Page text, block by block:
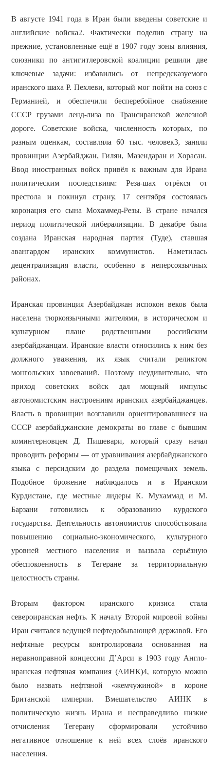
В августе 1941 года в Иран были введены советские и
английские войска2. Фактически поделив страну на
прежние, установленные ещё в 1907 году зоны влияния,
союзники по антигитлеровской коалиции решили две
ключевые задачи: избавились от непредсказуемого
иранского шаха Р. Пехлеви, который мог пойти на союз с
Германией, и обеспечили бесперебойное снабжение
СССР грузами ленд-лиза по Трансиранской железной
дороге. Советские войска, численность которых, по
разным оценкам, составляла 60 тыс. человек3, заняли
провинции Азербайджан, Гилян, Мазендаран и Хорасан.
Ввод иностранных войск привёл к важным для Ирана
политическим последствиям: Реза-шах отрёкся от
престола и покинул страну, 17 сентября состоялась
коронация его сына Мохаммед-Резы. В стране начался
период политической либерализации. В декабре была
создана Иранская народная партия (Туде), ставшая
авангардом иранских коммунистов. Наметилась
децентрализация власти, особенно в неперсоязычных
районах.
Иранская провинция Азербайджан испокон веков была
населена тюркоязычными жителями, в историческом и
культурном плане родственными российским
азербайджанцам. Иранские власти относились к ним без
должного уважения, их язык считали реликтом
монгольских завоеваний. Поэтому неудивительно, что
приход советских войск дал мощный импульс
автономистским настроениям иранских азербайджанцев.
Власть в провинции возглавили ориентировавшиеся на
СССР азербайджанские демократы во главе с бывшим
коминтерновцем Д. Пишевари, который сразу начал
проводить реформы — от уравнивания азербайджанского
языка с персидским до раздела помещичьих земель.
Подобное брожение наблюдалось и в Иранском
Курдистане, где местные лидеры К. Мухаммад и М.
Барзани готовились к образованию курдского
государства. Деятельность автономистов способствовала
повышению социально-экономического, культурного
уровней местного населения и вызвала серьёзную
обеспокоенность в Тегеране за территориальную
целостность страны.
Вторым фактором иранского кризиса стала
североиранская нефть. К началу Второй мировой войны
Иран считался ведущей нефтедобывающей державой. Его
нефтяные ресурсы контролировала основанная на
неравноправной концессии Д’Арси в 1903 году Англо-
иранская нефтяная компания (АИНК)4, которую можно
было назвать нефтяной «жемчужиной» в короне
Британской империи. Вмешательство АИНК в
политическую жизнь Ирана и несправедливо низкие
отчисления Тегерану сформировали устойчиво
негативное отношение к ней всех слоёв иранского
населения.